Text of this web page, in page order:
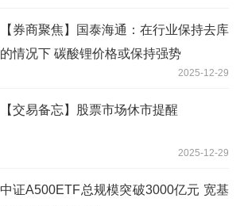
【券商聚焦】国泰海通：在行业保持去库
的情况下 碳酸锂价格或保持强势
2025-12-29
【交易备忘】股票市场休市提醒
2025-12-29
中证A500ETF总规模突破3000亿元 宽基